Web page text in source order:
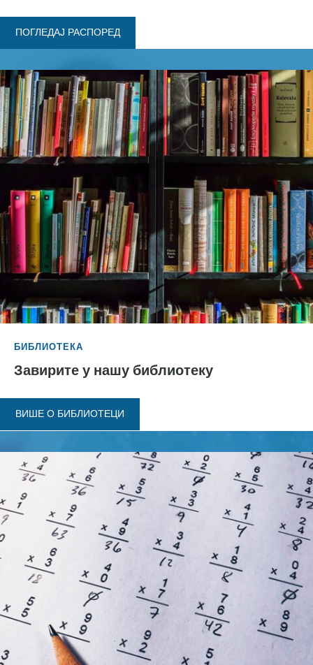
ПОГЛЕДАЈ РАСПОРЕД
БИБЛИОТЕКА
Завирите у нашу библиотеку
ВИШЕ О БИБЛИОТЕЦИ